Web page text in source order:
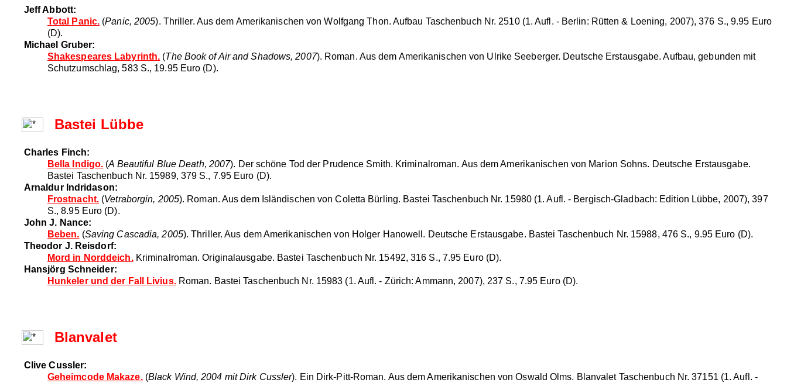
Jeff Abbott:
Total Panic. (Panic, 2005). Thriller. Aus dem Amerikanischen von Wolfgang Thon. Aufbau Taschenbuch Nr. 2510 (1. Aufl. - Berlin: Rütten & Loening, 2007), 376 S., 9.95 Euro
(D).
Michael Gruber:
Shakespeares Labyrinth. (The Book of Air and Shadows, 2007). Roman. Aus dem Amerikanischen von Ulrike Seeberger. Deutsche Erstausgabe. Aufbau, gebunden mit
Schutzumschlag, 583 S., 19.95 Euro (D).
Bastei Lübbe
Charles Finch:
Bella Indigo. (A Beautiful Blue Death, 2007). Der schöne Tod der Prudence Smith. Kriminalroman. Aus dem Amerikanischen von Marion Sohns. Deutsche Erstausgabe.
Bastei Taschenbuch Nr. 15989, 379 S., 7.95 Euro (D).
Arnaldur Indridason:
Frostnacht. (Vetraborgin, 2005). Roman. Aus dem Isländischen von Coletta Bürling. Bastei Taschenbuch Nr. 15980 (1. Aufl. - Bergisch-Gladbach: Edition Lübbe, 2007), 397
S., 8.95 Euro (D).
John J. Nance:
Beben. (Saving Cascadia, 2005). Thriller. Aus dem Amerikanischen von Holger Hanowell. Deutsche Erstausgabe. Bastei Taschenbuch Nr. 15988, 476 S., 9.95 Euro (D).
Theodor J. Reisdorf:
Mord in Norddeich.Kriminalroman. Originalausgabe. Bastei Taschenbuch Nr. 15492, 316 S., 7.95 Euro (D).
Hansjörg Schneider:
Hunkeler und der Fall Livius.Roman. Bastei Taschenbuch Nr. 15983 (1. Aufl. - Zürich: Ammann, 2007), 237 S., 7.95 Euro (D).
Blanvalet
Clive Cussler:
Geheimcode Makaze.(Black Wind, 2004 mit Dirk Cussler). Ein Dirk-Pitt-Roman. Aus dem Amerikanischen von Oswald Olms. Blanvalet Taschenbuch Nr. 37151 (1. Aufl. -